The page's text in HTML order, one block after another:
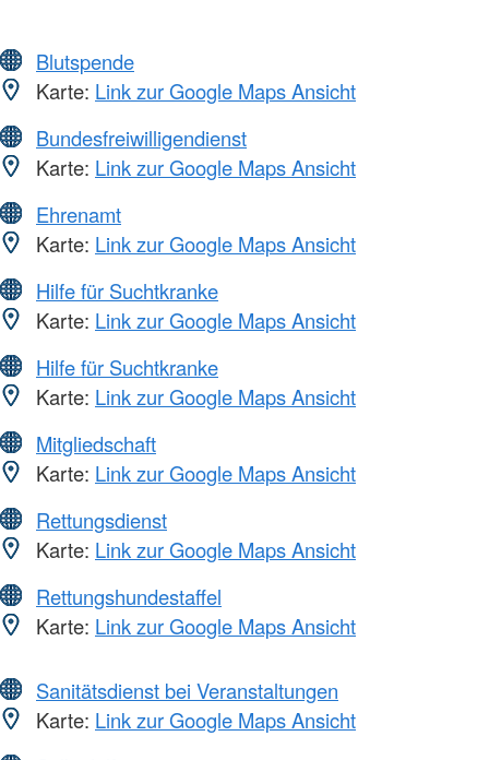
Blutspende
Karte: Link zur Google Maps Ansicht
Bundesfreiwilligendienst
Karte: Link zur Google Maps Ansicht
Ehrenamt
Karte: Link zur Google Maps Ansicht
Hilfe für Suchtkranke
Karte: Link zur Google Maps Ansicht
Hilfe für Suchtkranke
Karte: Link zur Google Maps Ansicht
Mitgliedschaft
Karte: Link zur Google Maps Ansicht
Rettungsdienst
Karte: Link zur Google Maps Ansicht
Rettungshundestaffel
Karte: Link zur Google Maps Ansicht
Sanitätsdienst bei Veranstaltungen
Karte: Link zur Google Maps Ansicht